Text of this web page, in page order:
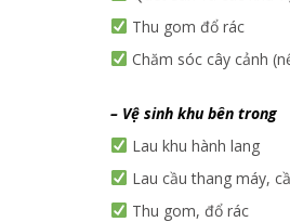
Thu gom đổ rác
Chăm sóc cây cảnh
– Vệ sinh khu bên trong
Lau khu hành lang
Lau cầu thang máy,
Thu gom, đổ rác